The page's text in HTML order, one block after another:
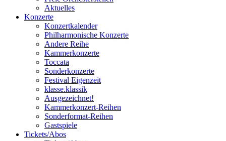
Aktuelles
Konzerte
Konzertkalender
Philharmonische Konzerte
Andere Reihe
Kammerkonzerte
Toccata
Sonderkonzerte
Festival Eigenzeit
klasse.klassik
Ausgezeichnet!
Kammerkonzert-Reihen
Sonderformat-Reihen
Gastspiele
Tickets/Abos